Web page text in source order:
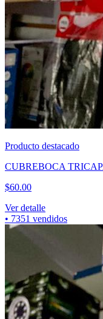
Producto destacado
CUBREBOCA
$60.00
Ver detalle
• 7351 vendidos